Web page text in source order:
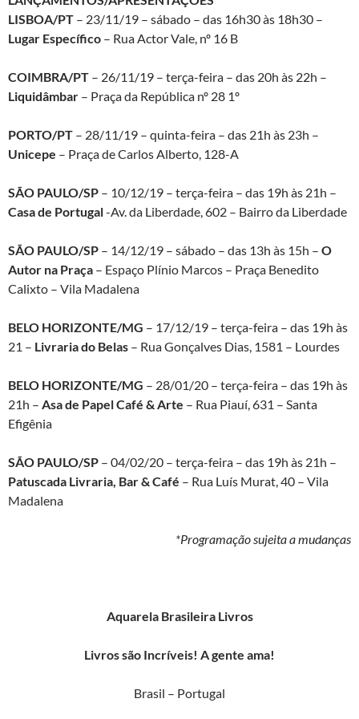
LISBOA/PT – 23/11/19 – sábado – das 16h30 às 18h30 –
Lugar Específico – Rua Actor Vale, nº 16 B
COIMBRA/PT – 26/11/19 – terça-feira – das 20h às 22h –
Liquidâmbar – Praça da República nº 28 1º
PORTO/PT – 28/11/19 – quinta-feira – das 21h às 23h –
Unicepe – Praça de Carlos Alberto, 128-A
SÃO PAULO/SP – 10/12/19 – terça-feira – das 19h às 21h –
Casa de Portugal-Av. da Liberdade, 602 – Bairro da Liberdade
SÃO PAULO/SP – 14/12/19 – sábado – das 13h às 15h – O
Autor na Praça – Espaço Plínio Marcos – Praça Benedito
Calixto – Vila Madalena
BELO HORIZONTE/MG – 17/12/19 – terça-feira – das 19h às
21 – Livraria do Belas – Rua Gonçalves Dias, 1581 – Lourdes
BELO HORIZONTE/MG – 28/01/20 – terça-feira – das 19h às
21h – Asa de Papel Café & Arte – Rua Piauí, 631 – Santa
Efigênia
SÃO PAULO/SP – 04/02/20 – terça-feira – das 19h às 21h –
Patuscada Livraria, Bar & Café – Rua Luís Murat, 40 – Vila
Madalena
*Programação sujeita a mudanças
Aquarela Brasileira Livros
Livros são Incríveis! A gente ama!
Brasil – Portugal